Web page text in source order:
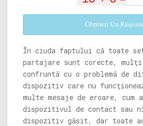
Obțineți Un Răspuns
În ciuda faptului că toate
partajare sunt corecte,
confruntă cu o problemă de
dispozitiv care nu
multe mesaje de eroare, cum
dispozitivul de contact sau
dispozitiv găsit, dar toate